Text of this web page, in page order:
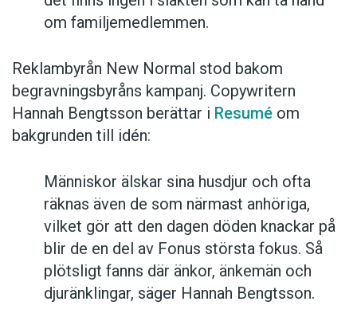
om familjemedlemmen.
Reklambyrån New Normal stod bakom
begravningsbyråns kampanj. Copywritern
Hannah Bengtsson berättar i Resumé om
bakgrunden till idén:
Människor älskar sina husdjur och ofta
räknas även de som närmast anhöriga,
vilket gör att den dagen döden knackar på
blir de en del av Fonus största fokus. Så
plötsligt fanns där änkor, änkemän och
djuränklingar, säger Hannah Bengtsson.